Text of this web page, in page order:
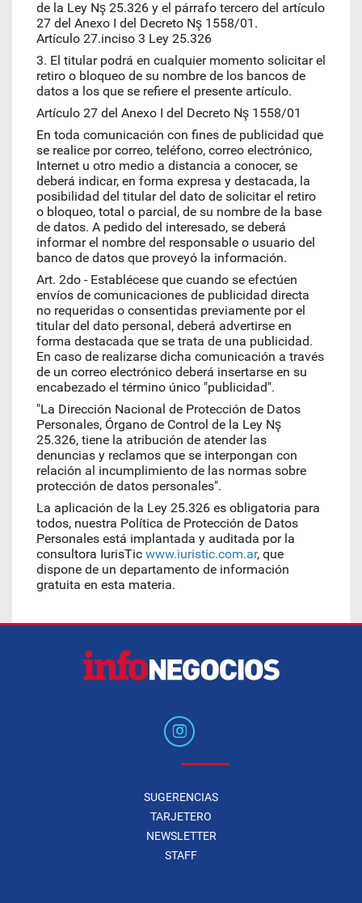
de la Ley Nş 25.326 y el párrafo tercero del artículo
27 del Anexo I del Decreto Nş 1558/01.
Artículo 27.inciso 3 Ley 25.326
3. El titular podrá en cualquier momento solicitar el
retiro o bloqueo de su nombre de los bancos de
datos a los que se refiere el presente artículo.
Artículo 27 del Anexo I del Decreto Nş 1558/01
En toda comunicación con fines de publicidad que
se realice por correo, teléfono, correo electrónico,
Internet u otro medio a distancia a conocer, se
deberá indicar, en forma expresa y destacada, la
posibilidad del titular del dato de solicitar el retiro
o bloqueo, total o parcial, de su nombre de la base
de datos. A pedido del interesado, se deberá
informar el nombre del responsable o usuario del
banco de datos que proveyó la información.
Art. 2do - Establécese que cuando se efectúen
envíos de comunicaciones de publicidad directa
no requeridas o consentidas previamente por el
titular del dato personal, deberá advertirse en
forma destacada que se trata de una publicidad.
En caso de realizarse dicha comunicación a través
de un correo electrónico deberá insertarse en su
encabezado el término único "publicidad".
"La Dirección Nacional de Protección de Datos
Personales, Órgano de Control de la Ley Nş
25.326, tiene la atribución de atender las
denuncias y reclamos que se interpongan con
relación al incumplimiento de las normas sobre
protección de datos personales".
La aplicación de la Ley 25.326 es obligatoria para
todos, nuestra Política de Protección de Datos
Personales está implantada y auditada por la
consultora IurisTic www.iuristic.com.ar, que
dispone de un departamento de información
gratuita en esta materia.
SUGERENCIAS
TARJETERO
NEWSLETTER
STAFF